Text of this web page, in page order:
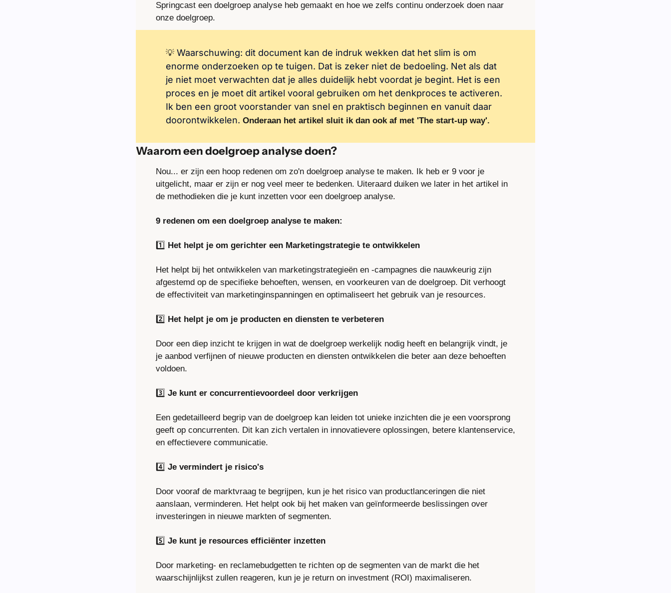
Springcast een doelgroep analyse heb gemaakt en hoe we zelfs continu onderzoek doen naar
onze doelgroep.
💡 Waarschuwing: dit document kan de indruk wekken dat het slim is om
enorme onderzoeken op te tuigen. Dat is zeker niet de bedoeling. Net als dat
je niet moet verwachten dat je alles duidelijk hebt voordat je begint. Het is een
proces en je moet dit artikel vooral gebruiken om het denkproces te activeren.
Ik ben een groot voorstander van snel en praktisch beginnen en vanuit daar
doorontwikkelen. Onderaan het artikel sluit ik dan ook af met 'The start-up way'.
Waarom een doelgroep analyse doen?
Nou... er zijn een hoop redenen om zo'n doelgroep analyse te maken. Ik heb er 9 voor je
uitgelicht, maar er zijn er nog veel meer te bedenken. Uiteraard duiken we later in het artikel in
de methodieken die je kunt inzetten voor een doelgroep analyse.
9 redenen om een doelgroep analyse te maken:
1️⃣ Het helpt je om gerichter een Marketingstrategie te ontwikkelen
Het helpt bij het ontwikkelen van marketingstrategieën en -campagnes die nauwkeurig zijn
afgestemd op de specifieke behoeften, wensen, en voorkeuren van de doelgroep. Dit verhoogt
de effectiviteit van marketinginspanningen en optimaliseert het gebruik van je resources.
2️⃣ Het helpt je om je producten en diensten te verbeteren
Door een diep inzicht te krijgen in wat de doelgroep werkelijk nodig heeft en belangrijk vindt, je
je aanbod verfijnen of nieuwe producten en diensten ontwikkelen die beter aan deze behoeften
voldoen.
3️⃣ Je kunt er concurrentievoordeel door verkrijgen
Een gedetailleerd begrip van de doelgroep kan leiden tot unieke inzichten die je een voorsprong
geeft op concurrenten. Dit kan zich vertalen in innovatievere oplossingen, betere klantenservice,
en effectievere communicatie.
4️⃣ Je vermindert je risico's
Door vooraf de marktvraag te begrijpen, kun je het risico van productlanceringen die niet
aanslaan, verminderen. Het helpt ook bij het maken van geïnformeerde beslissingen over
investeringen in nieuwe markten of segmenten.
5️⃣ Je kunt je resources efficiënter inzetten
Door marketing- en reclamebudgetten te richten op de segmenten van de markt die het
waarschijnlijkst zullen reageren, kun je je return on investment (ROI) maximaliseren.